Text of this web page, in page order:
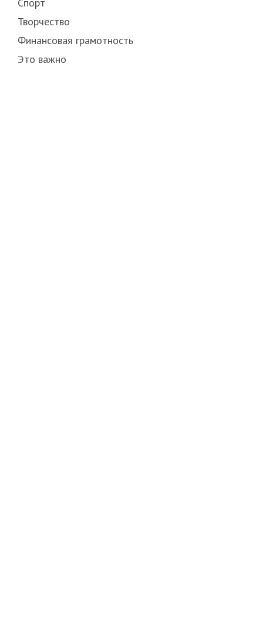
Спорт
Творчество
Финансовая грамотность
Это важно